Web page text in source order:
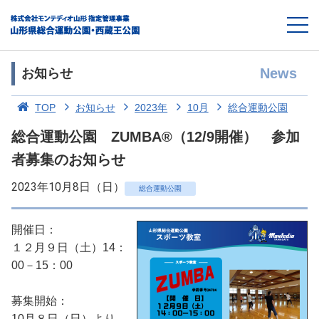
お知らせ News
TOP お知らせ 2023年 10月 総合運動公園
総合運動公園 ZUMBA®（12/9開催） 参加
者募集のお知らせ
2023年10月8日（日） 総合運動公園
開催日：
１２月９日（土）14：
00－15：00
募集開始：